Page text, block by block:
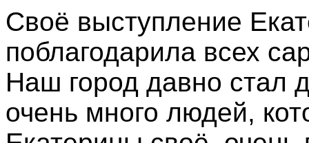
Своё выступление
поблагодарила всех
Наш город давно стал
очень много людей,